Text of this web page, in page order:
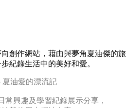
創作網站，藉由與夢角夏油傑的旅
紀錄生活中的美好和愛。
夏油愛的漂流記
常興趣及學習紀錄展示分享，